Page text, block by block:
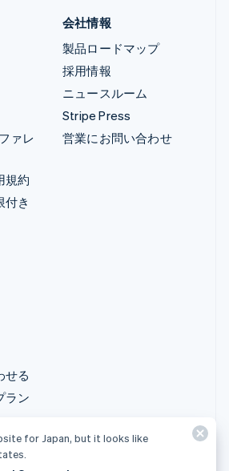
ァレ
規約
付き
会社情報
製品ロードマップ
採用情報
ニュースルーム
Stripe Press
営業にお問い合わせ
せる
ラン
for Japan, but it looks like